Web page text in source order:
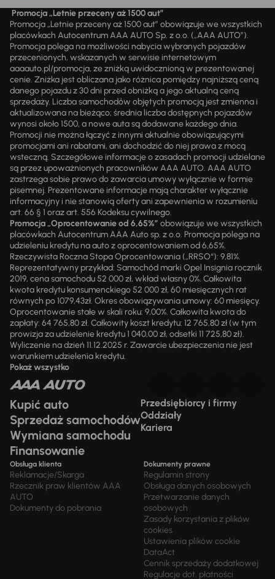
Promocja „Letnie przeceny aż 1500 aut”
Promocja „Letnie przeceny aż 1500 aut” obowiązuje we wszystkich
placówkach Autocentrum AAA AUTO Sp. z o.o. („AAA AUTO”).
Promocja polega na możliwości nabycia wybranych pojazdów
przecenionych, wskazanych w serwisie internetowym
aaaauto.pl/promocja, ze zniżką uwidocznioną w prezentowanej
cenie. Zniżka jest obliczana jako różnica pomiędzy najniższą ceną
danego pojazdu z 30 dni przed obniżką a jego aktualną ceną
sprzedaży. Liczba samochodów objętych promocją jest zmienna i
aktualizowana na bieżąco; średnia liczba dostępnych pojazdów
wynosi około 1500, a nowe auta są dodawane każdego dnia.
Promocji nie można łączyć z innymi aktualnie obowiązującymi
promocjami ani rabatami, ani dochodzić do niej prawa z mocą
wsteczną. Szczegółowe informacje o zasadach promocji udzielane
są przez upoważnionych pracowników AAA AUTO. AAA AUTO
zastrzega sobie prawo do zawarcia umowy wyłącznie w formie
pisemnej. Prezentowane informacje mają charakter wyłącznie
informacyjny i nie stanowią oferty ani zapewnienia w rozumieniu
art. 66 § 1 oraz art. 556 Kodeksu cywilnego.
Promocja „Oprocentowanie od 6,65%” obowiązuje we wszystkich
placówkach Autocentrum AAA Auto sp. z o.o. Promocja polega na
udzieleniu kredytu na auto z oprocentowaniem od 6,65%.
Rzeczywista Roczna Stopa Oprocentowania („RRSO“): 9,81%.
Reprezentatywny przykład: Samochód marki Opel Insignia rocznik
2019, cena samochodu 52 000 zł, wkład własny 0%. Całkowita
kwota kredytu konsumenckiego 52 000 zł, 60 miesięcznych rat
równych po 1079,43zł. Okres obowiązywania umowy: 60 miesięcy.
Oprocentowanie stałe w skali roku: 9,00%. Całkowita kwota do
zapłaty: 64 765,80 zł. Całkowity koszt kredytu: 12 765,80 zł (w tym
prowizja za udzielenie kredytu 1 040,00 zł, odsetki 11 725,80 zł).
Wyliczenie na dzień 11.12.2025 r. Zawarcie ubezpieczenia nie jest
warunkiem udzielenia kredytu.
Pokaż wszystko
Kupić auto
Sprzedaż samochodów
Wymiana samochodu
Finansowanie
Przedsiębiorcy i firmy
Oddziały
Kariera
Obsługa klienta
Reklamacje/Skarga
Rzecznik praw klientów AAA
AUTO
Dokumenty do pobrania
Dokumenty prawne
Regulamin strony
Obsługa danych osobowych
Przetwarzanie danych
osobowych
Zasady korzystania z plików
cookies
Ustawienia plików cookie
DataAct
Cennik sprzedaży dodatkowej
Regulacje dot. płatności